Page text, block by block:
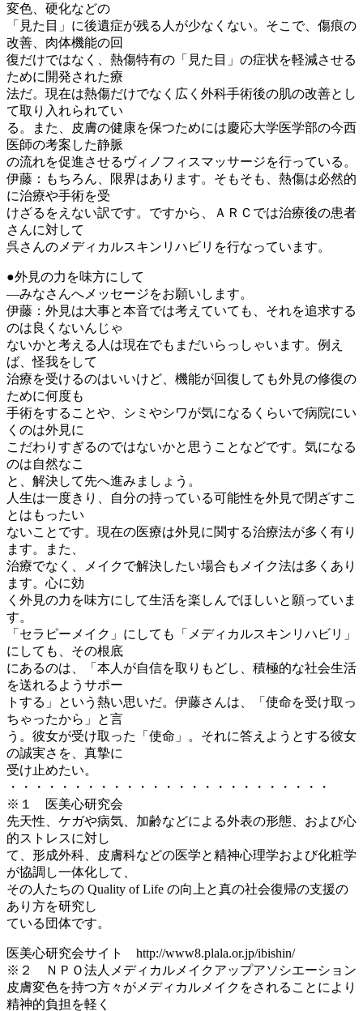
変色、硬化などの
「見た目」に後遺症が残る人が少なくない。そこで、傷痕の
改善、肉体機能の回
復だけではなく、熱傷特有の「見た目」の症状を軽減させる
ために開発された療
法だ。現在は熱傷だけでなく広く外科手術後の肌の改善とし
て取り入れられてい
る。また、皮膚の健康を保つためには慶応大学医学部の今西
医師の考案した静脈
の流れを促進させるヴィノフィスマッサージを行っている。
伊藤：もちろん、限界はあります。そもそも、熱傷は必然的
に治療や手術を受
けざるをえない訳です。ですから、ＡＲＣでは治療後の患者
さんに対して
呉さんのメディカルスキンリハビリを行なっています。
●外見の力を味方にして
―みなさんへメッセージをお願いします。
伊藤：外見は大事と本音では考えていても、それを追求する
のは良くないんじゃ
ないかと考える人は現在でもまだいらっしゃいます。例え
ば、怪我をして
治療を受けるのはいいけど、機能が回復しても外見の修復の
ために何度も
手術をすることや、シミやシワが気になるくらいで病院にい
くのは外見に
こだわりすぎるのではないかと思うことなどです。気になる
のは自然なこ
と、解決して先へ進みましょう。
人生は一度きり、自分の持っている可能性を外見で閉ざすこ
とはもったい
ないことです。現在の医療は外見に関する治療法が多く有り
ます。また、
治療でなく、メイクで解決したい場合もメイク法は多くあり
ます。心に効
く外見の力を味方にして生活を楽しんでほしいと願っていま
す。
「セラピーメイク」にしても「メディカルスキンリハビリ」
にしても、その根底
にあるのは、「本人が自信を取りもどし、積極的な社会生活
を送れるようサポー
トする」という熱い思いだ。伊藤さんは、「使命を受け取っ
ちゃったから」と言
う。彼女が受け取った「使命」。それに答えようとする彼女
の誠実さを、真摯に
受け止めたい。
・・・・・・・・・・・・・・・・・・・・・・・・・
※１ 医美心研究会
先天性、ケガや病気、加齢などによる外表の形態、および心
的ストレスに対し
て、形成外科、皮膚科などの医学と精神心理学および化粧学
が協調し一体化して、
その人たちの Quality of Life の向上と真の社会復帰の支援の
あり方を研究し
ている団体です。
医美心研究会サイト http://www8.plala.or.jp/ibishin/
※２ ＮＰＯ法人メディカルメイクアップアソシエーション
皮膚変色を持つ方々がメディカルメイクをされることにより
精神的負担を軽く